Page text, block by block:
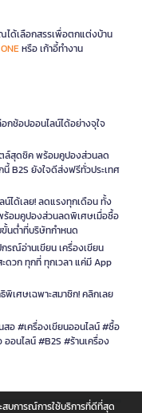
ด้เลือกสรรเพื่อตกแต่งบ้าน
ONEหรือ เก้าอี้ทำงาน
กช้อปออนไลน์ได้อย่างจุใจ
ตล์สุดชิค พร้อมคูปองส่วนลด
B2S ยังใจดีส่งฟรีทั่วประเทศ
น์ได้เลย! ลดแรงทุกเดือน ทั้ง
ร้อมคูปองส่วนลดพิเศษเมื่อซื้อ
ขั้นต่ำที่บริษัทกำหนด
รณ์อ่านเขียน เครื่องเขียน
ดวก ทุกที่ ทุกเวลา แค่มี App
พิเศษเฉพาะสมาชิก! คลิกเลย
สอ #เครื่องเขียนออนไลน์ #ซื้อ
อนไลน์ #B2S #ร้านเครื่อง
สบการณ์การใช้บริการที่ดีที่สุด